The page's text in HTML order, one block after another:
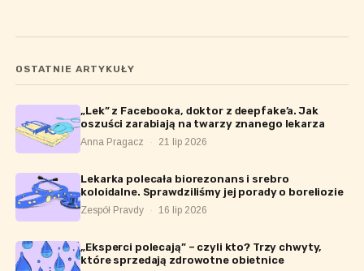
OSTATNIE ARTYKUŁY
„Lek” z Facebooka, doktor z deepfake’a. Jak
oszuści zarabiają na twarzy znanego lekarza
Anna Pragacz · 21 lip 2026
Lekarka polecała biorezonans i srebro
koloidalne. Sprawdziliśmy jej porady o boreliozie
Zespół Pravdy · 16 lip 2026
„Eksperci polecają” – czyli kto? Trzy chwyty,
które sprzedają zdrowotne obietnice